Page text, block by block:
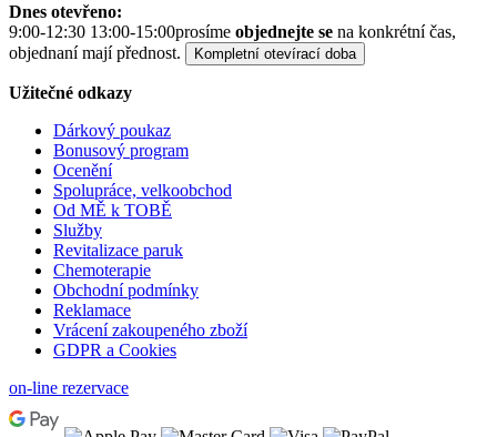
Dnes otevřeno:
9:00-12:30 13:00-15:00prosíme objednejte se na konkrétní čas,
objednaní mají přednost.
Kompletní otevírací doba
Užitečné odkazy
Dárkový poukaz
Bonusový program
Ocenění
Spolupráce, velkoobchod
Od MĚ k TOBĚ
Služby
Revitalizace paruk
Chemoterapie
Obchodní podmínky
Reklamace
Vrácení zakoupeného zboží
GDPR a Cookies
on-line rezervace